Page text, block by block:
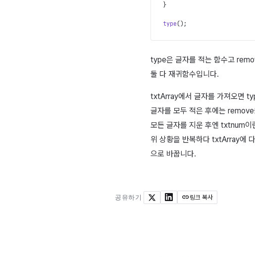
}
type() ;
type은 글자를 적는 함수고
둘 다 재귀함수입니다.
txtArray에서 글자를 가져오면
글자를 모두 적은 후에는
모든 글자를 지운 후엔 txtnum이
위 상황을 반복하다 txtArray에
으로 바꿉니다.
공유하기 X LinkedIn링크 복사